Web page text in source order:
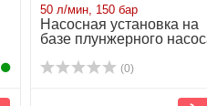
50 л/мин, 150 бар
Насосная установка на
базе плунжерного
(0)